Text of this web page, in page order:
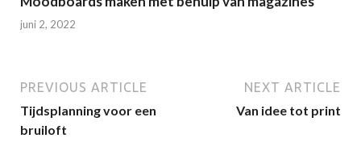
juni 2, 2022
PREVIOUS ARTICLE
Tijdsplanning voor een
bruiloft
NEXT ARTICLE
Van idee tot print